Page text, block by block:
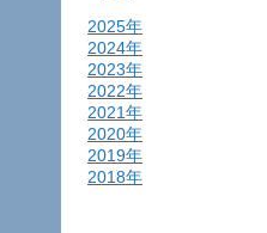
2025年
2024年
2023年
2022年
2021年
2020年
2019年
2018年